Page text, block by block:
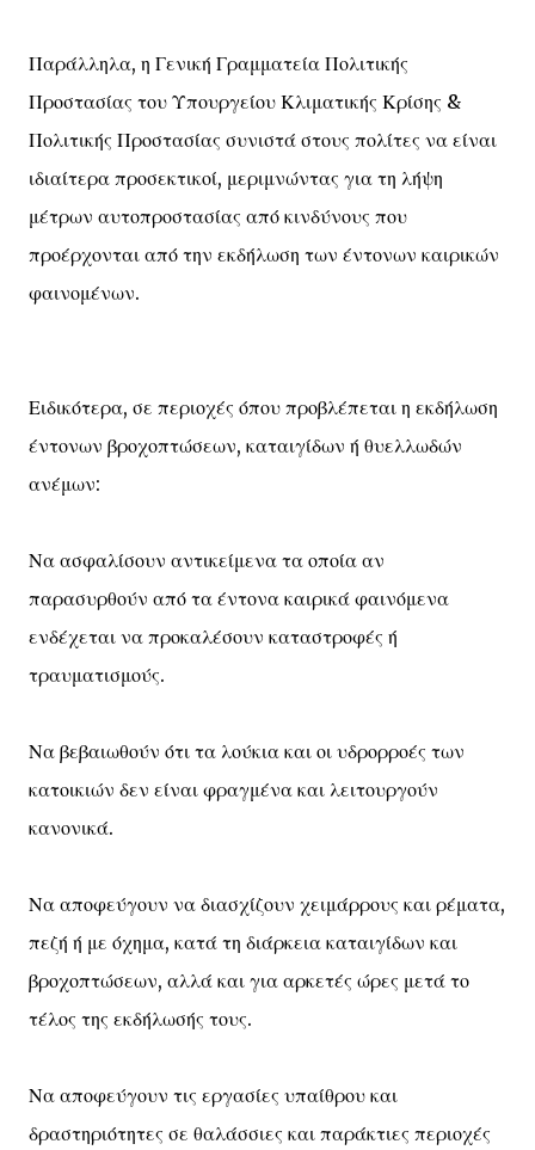
Παράλληλα, η Γενική Γραμματεία Πολιτικής
Προστασίας του Υπουργείου Κλιματικής Κρίσης &
Πολιτικής Προστασίας συνιστά στους πολίτες να είναι
ιδιαίτερα προσεκτικοί, μεριμνώντας για τη λήψη
μέτρων αυτοπροστασίας από κινδύνους που
προέρχονται από την εκδήλωση των έντονων καιρικών
φαινομένων.
Ειδικότερα, σε περιοχές όπου προβλέπεται η εκδήλωση
έντονων βροχοπτώσεων, καταιγίδων ή θυελλωδών
ανέμων:
Να ασφαλίσουν αντικείμενα τα οποία αν
παρασυρθούν από τα έντονα καιρικά φαινόμενα
ενδέχεται να προκαλέσουν καταστροφές ή
τραυματισμούς.
Να βεβαιωθούν ότι τα λούκια και οι υδρορροές των
κατοικιών δεν είναι φραγμένα και λειτουργούν
κανονικά.
Να αποφεύγουν να διασχίζουν χειμάρρους και ρέματα,
πεζή ή με όχημα, κατά τη διάρκεια καταιγίδων και
βροχοπτώσεων, αλλά και για αρκετές ώρες μετά το
τέλος της εκδήλωσής τους.
Να αποφεύγουν τις εργασίες υπαίθρου και
δραστηριότητες σε θαλάσσιες και παράκτιες περιοχές